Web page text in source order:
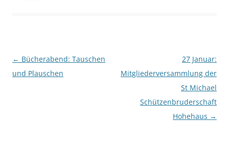
Beitragsnavigation
← Bücherabend: Tauschen
und Plauschen
27 Januar:
Mitgliederversammlung der
St Michael
Schützenbruderschaft
Hohehaus →